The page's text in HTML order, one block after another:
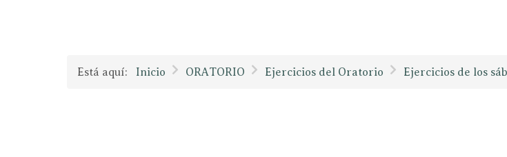
Está aquí: Inicio ORATORIO Ejercicios del Oratorio Ejercicios de los